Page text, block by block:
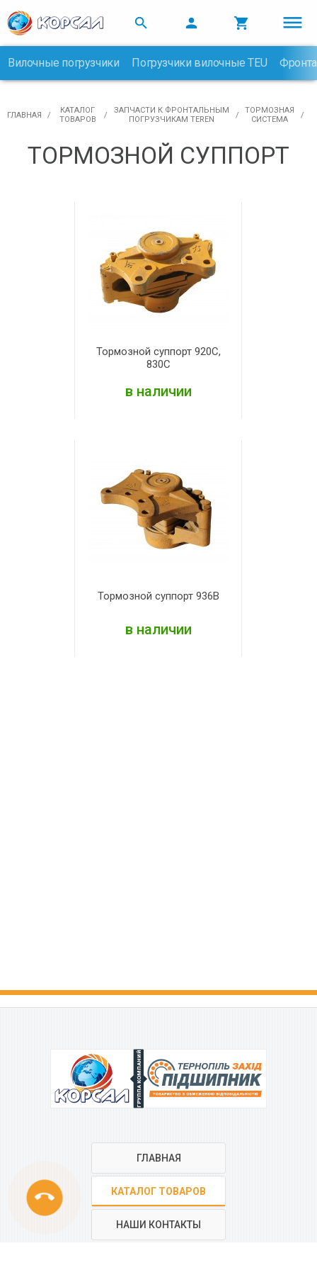
phone
  
Вилочные погрузчики Погрузчики вилочные TEU
ГЛАВНАЯ
КАТАЛОГ
ТОВАРОВ
ЗАПЧАСТИ К ФРОНТАЛЬНЫМ
ПОГРУЗЧИКАМ TEREN
ТОРМОЗНАЯ
СИСТЕМА
ТОРМОЗНОЙ СУППОРТ
Тормозной суппорт 920С,
830С
в наличии
Тормозной суппорт 936В
в наличии
ГРУППА КОМПАНИЙ
ГЛАВНАЯ
КАТАЛОГ ТОВАРОВ
НАШИ КОНТАКТЫ